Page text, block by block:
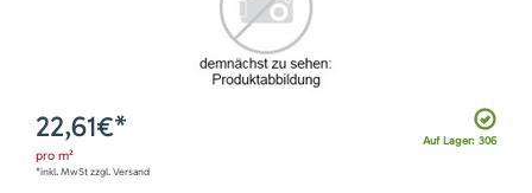
Auf Lager: 306
22,61€*
pro m²
*inkl. MwSt zzgl. Versand